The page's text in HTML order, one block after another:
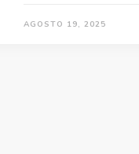
AGOSTO 19, 2025